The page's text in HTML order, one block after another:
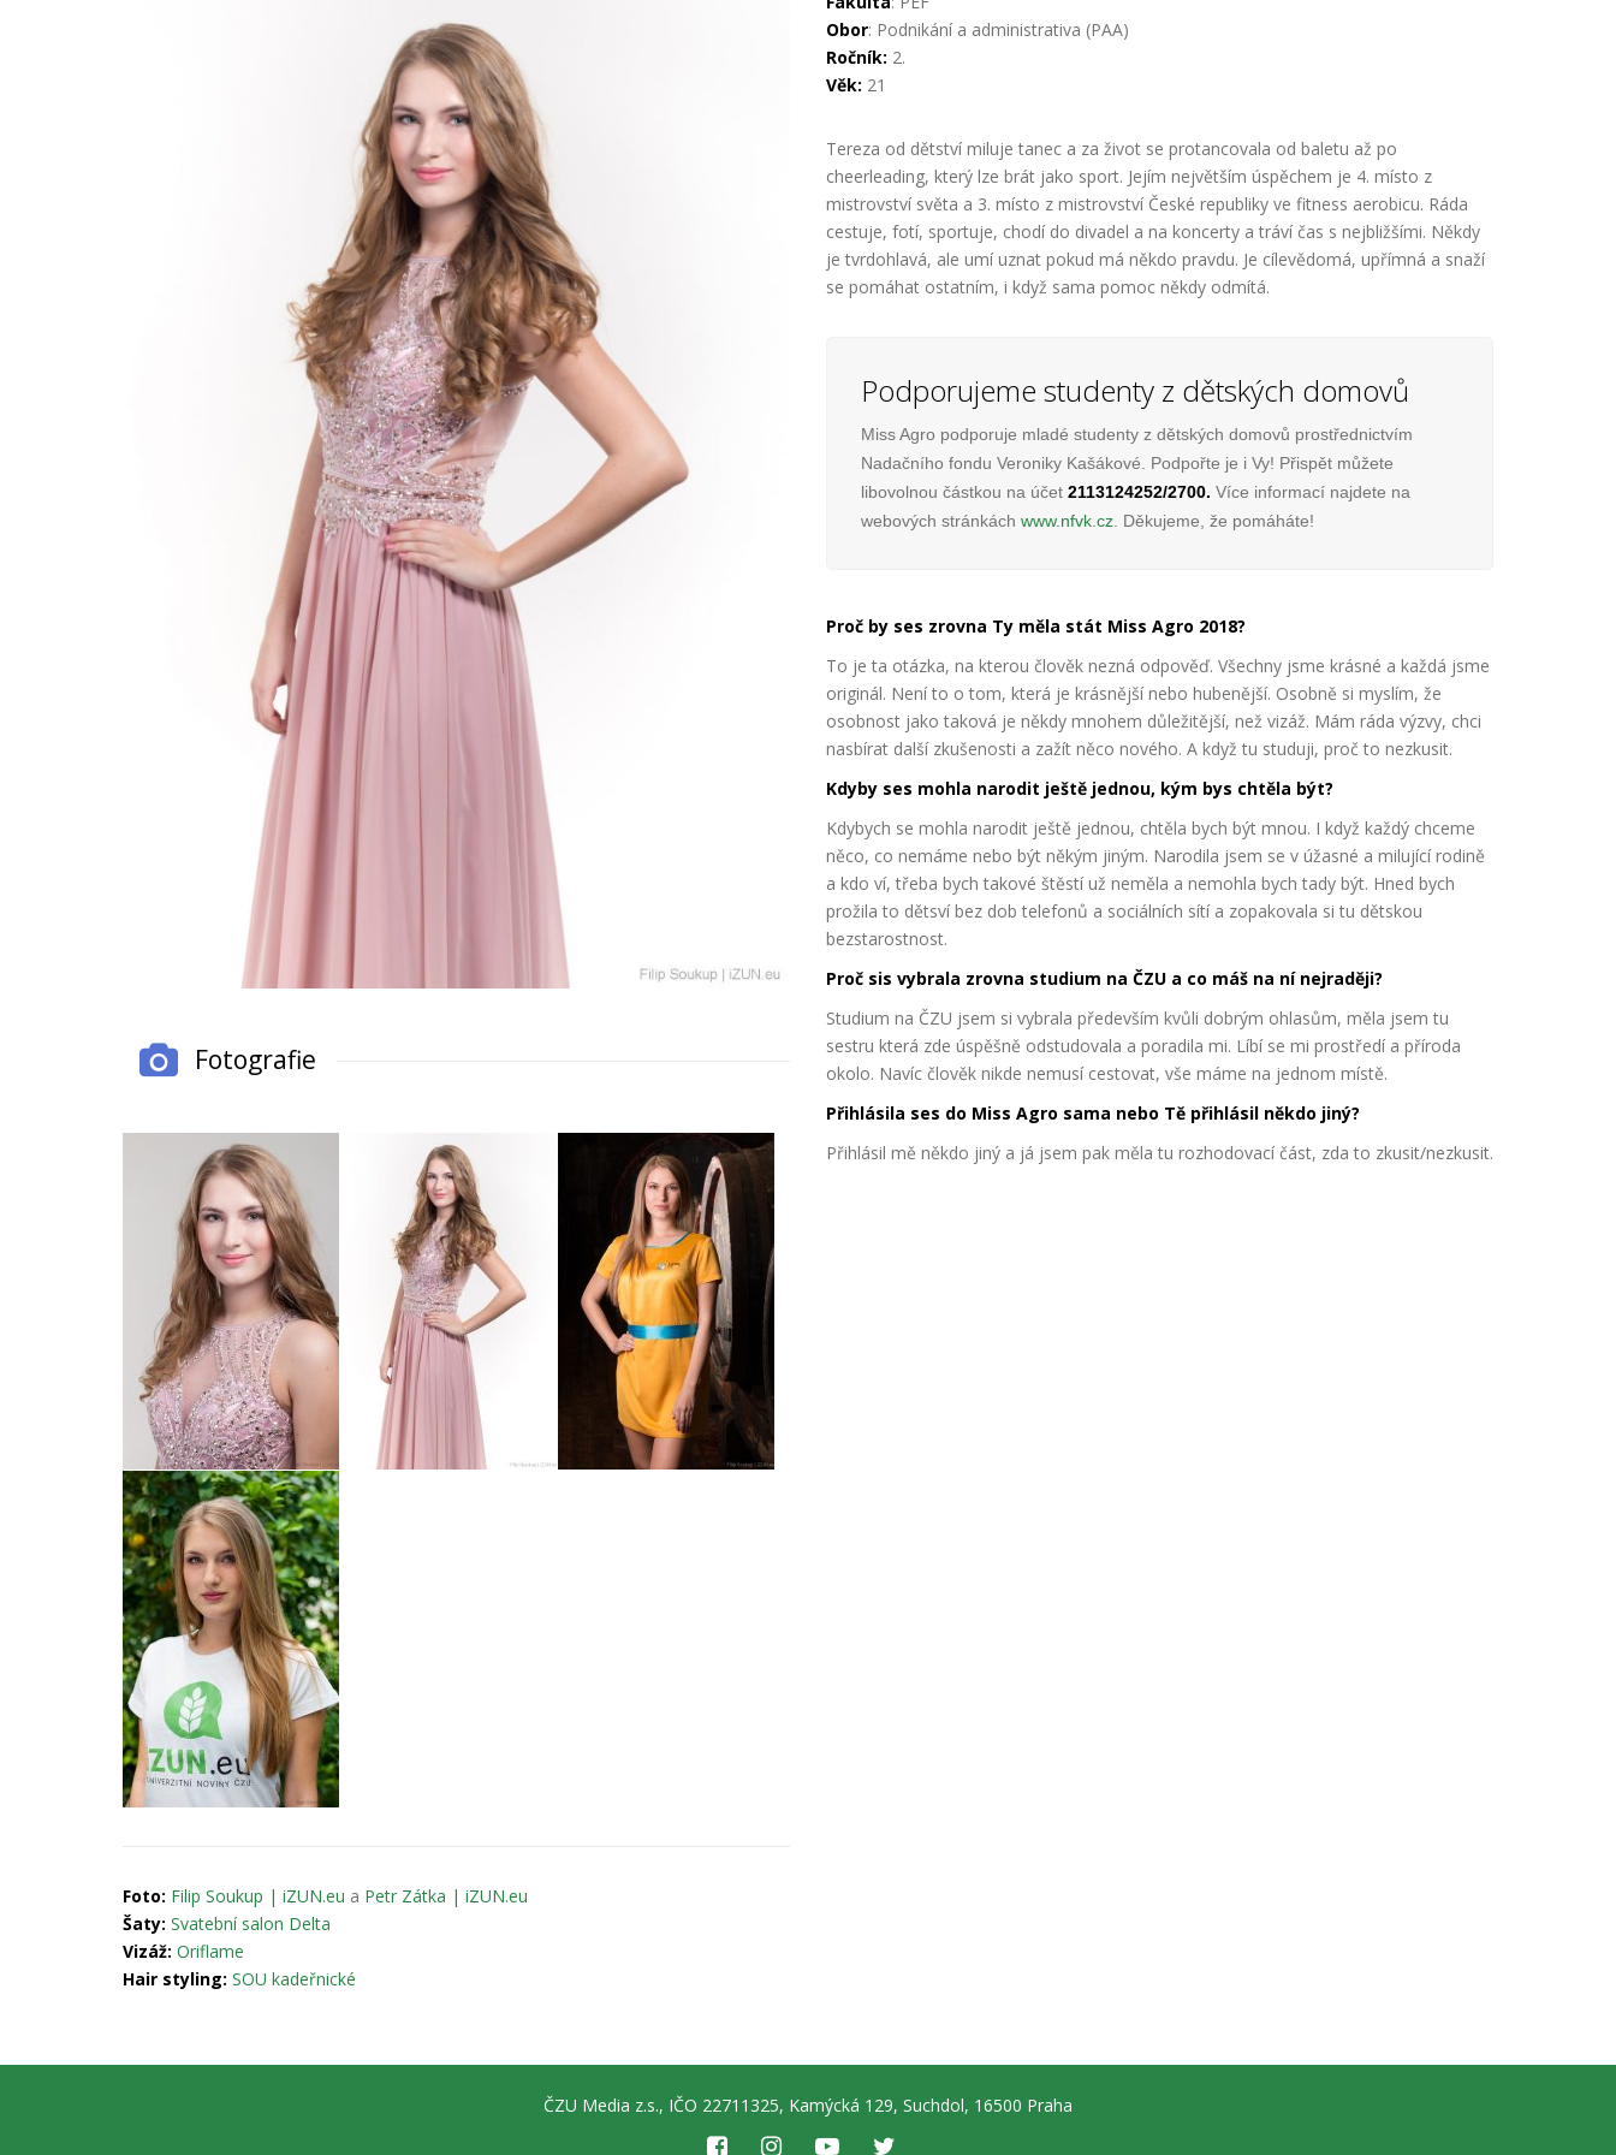
Fotografie
Foto: Filip Soukup | iZUN.eu a Petr Zátka | iZUN.eu
Šaty: Svatební salon Delta
Vizáž: Oriflame
Hair styling: SOU kadeřnické
Obor: Podnikání a administrativa (PAA)
Ročník: 2.
Věk: 21
Tereza od dětství miluje tanec a za život se protancovala od baletu až po
cheerleading, který lze brát jako sport. Jejím největším úspěchem je 4. místo z
mistrovství světa a 3. místo z mistrovství České republiky ve fitness aerobicu. Ráda
cestuje, fotí, sportuje, chodí do divadel a na koncerty a tráví čas s nejbližšími. Někdy
je tvrdohlavá, ale umí uznat pokud má někdo pravdu. Je cílevědomá, upřímná a snaží
se pomáhat ostatním, i když sama pomoc někdy odmítá.
Podporujeme studenty z dětských domovů
Miss Agro podporuje mladé studenty z dětských domovů prostřednictvím
Nadačního fondu Veroniky Kašákové. Podpořte je i Vy! Přispět můžete
libovolnou částkou na účet 2113124252/2700. Více informací najdete na
webových stránkách www.nfvk.cz . Děkujeme, že pomáháte!
Proč by ses zrovna Ty měla stát Miss Agro 2018?
To je ta otázka, na kterou člověk nezná odpověď. Všechny jsme krásné a každá jsme
originál. Není to o tom, která je krásnější nebo hubenější. Osobně si myslím, že
osobnost jako taková je někdy mnohem důležitější, než vizáž. Mám ráda výzvy, chci
nasbírat další zkušenosti a zažít něco nového. A když tu studuji, proč to nezkusit.
Kdyby ses mohla narodit ještě jednou, kým bys chtěla být?
Kdybych se mohla narodit ještě jednou, chtěla bych být mnou. I když každý chceme
něco, co nemáme nebo být někým jiným. Narodila jsem se v úžasné a milující rodině
a kdo ví, třeba bych takové štěstí už neměla a nemohla bych tady být. Hned bych
prožila to dětsví bez dob telefonů a sociálních sítí a zopakovala si tu dětskou
bezstarostnost.
Proč sis vybrala zrovna studium na ČZU a co máš na ní nejraději?
Studium na ČZU jsem si vybrala především kvůli dobrým ohlasům, měla jsem tu
sestru která zde úspěšně odstudovala a poradila mi. Líbí se mi prostředí a příroda
okolo. Navíc člověk nikde nemusí cestovat, vše máme na jednom místě.
Přihlásila ses do Miss Agro sama nebo Tě přihlásil někdo jiný?
Přihlásil mě někdo jiný a já jsem pak měla tu rozhodovací část, zda to zkusit/nezkusit.
ČZU Media z.s., IČO 22711325, Kamýcká 129, Suchdol, 16500 Praha